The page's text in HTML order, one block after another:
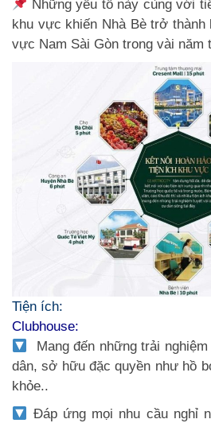
Những yếu tố này cùng với
khu vực khiến Nhà Bè trở thành
vực Nam Sài Gòn trong vài năm
Tiện ích:
Clubhouse:
Mang đến những trải
dân, sở hữu đặc quyền như hồ
khỏe..
Đáp ứng mọi nhu cầu nghỉ